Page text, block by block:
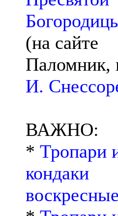
(на сайте
Паломник,
И.
ВАЖНО:
* Тропари
кондаки
воскресные